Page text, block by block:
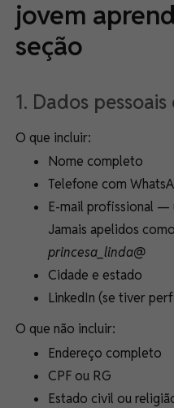
jovem
seção
1. Dados
O que incluir:
Nome completo
Telefone com
E-mail profissional —
Jamais apelidos como
princesa_linda@
Cidade e estado
LinkedIn (se tiver
O que não incluir:
Endereço completo
CPF ou RG
Estado civil ou